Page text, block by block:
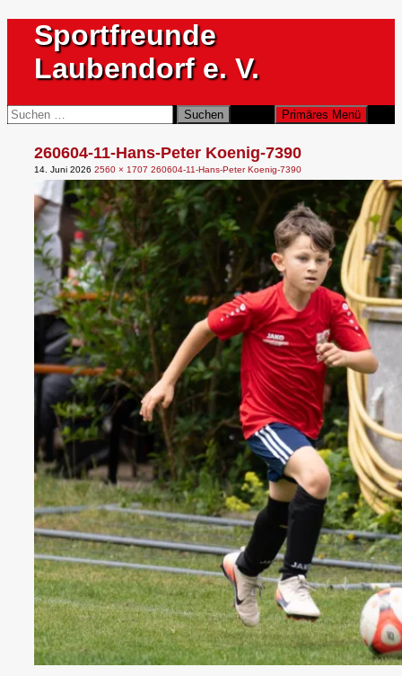
Inhalt
springen
Sportfreunde
Laubendorf e. V.
Suchen Primäres Menü
Suchen
nach:
260604-11-Hans-Peter Koenig-7390
14. Juni 2026 2560 × 1707 260604-11-Hans-Peter Koenig-7390